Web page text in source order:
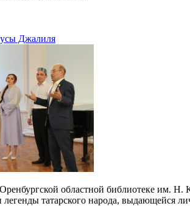
Джалиля
областной библиотеке им.
татарского народа, выдающейся